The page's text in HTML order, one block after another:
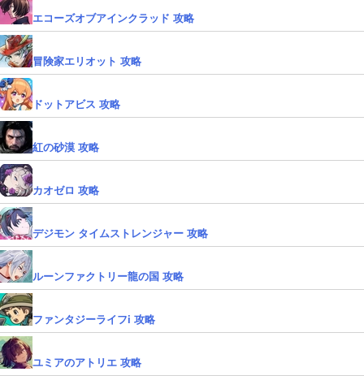
エコーズオブアインクラッド 攻略
冒険家エリオット 攻略
ドットアビス 攻略
紅の砂漠 攻略
カオゼロ 攻略
デジモン タイムストレンジャー 攻略
ルーンファクトリー龍の国 攻略
ファンタジーライフi 攻略
ユミアのアトリエ 攻略